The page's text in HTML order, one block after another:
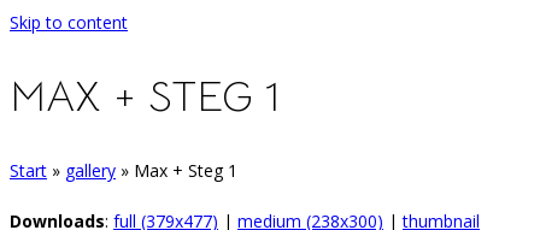
Skip to content
MAX + STEG 1
Start » gallery » Max + Steg 1
Downloads: full (379x477) | medium (238x300) |thumbnail